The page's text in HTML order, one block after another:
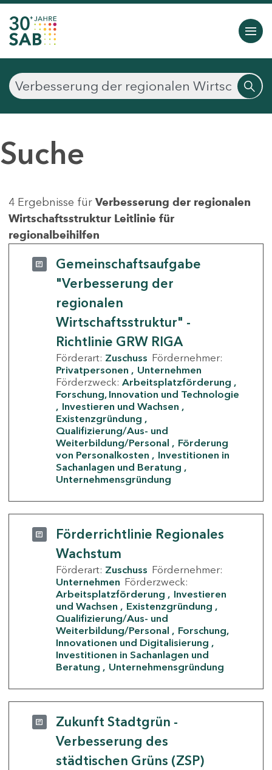
Suche
4 Ergebnisse für Verbesserung der regionalen
Wirtschaftsstruktur Leitlinie für
regionalbeihilfen
Gemeinschaftsaufgabe
"Verbesserung der
regionalen
Wirtschaftsstruktur" -
Richtlinie GRW RIGA
Förderart: Zuschuss Fördernehmer:
Privatpersonen
Unternehmen
Förderzweck: Arbeitsplatzförderung
Forschung, Innovation und Technologie
Investieren und Wachsen
Existenzgründung
Qualifizierung/Aus- und
Weiterbildung/Personal
Förderung
von Personalkosten
Investitionen in
Sachanlagen und Beratung
Unternehmensgründung
Förderrichtlinie Regionales
Wachstum
Förderart: Zuschuss Fördernehmer:
Unternehmen Förderzweck:
Arbeitsplatzförderung
Investieren
und Wachsen
Existenzgründung
Qualifizierung/Aus- und
Weiterbildung/Personal
Forschung,
Innovationen und Digitalisierung
Investitionen in Sachanlagen und
Beratung
Unternehmensgründung
Zukunft Stadtgrün -
Verbesserung des
städtischen Grüns (ZSP)